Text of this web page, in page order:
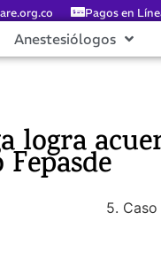
Pagos en
Anestesiólogos
logra